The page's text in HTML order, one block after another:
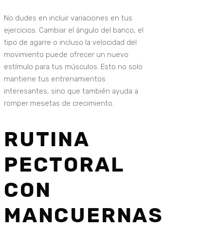
No dudes en incluir variaciones en tus
ejercicios. Cambiar el ángulo del banco, el
tipo de agarre o incluso la velocidad del
movimiento puede ofrecer un nuevo
estímulo para tus músculos. Esto no solo
mantiene tus entrenamientos
interesantes, sino que también ayuda a
romper mesetas de crecimiento.
RUTINA
PECTORAL
CON
MANCUERNAS